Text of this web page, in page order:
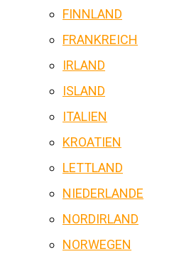
FINNLAND
FRANKREICH
IRLAND
ISLAND
ITALIEN
KROATIEN
LETTLAND
NIEDERLANDE
NORDIRLAND
NORWEGEN